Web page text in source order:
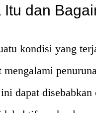
Itu dan
kondisi yang
dapat disebabkan